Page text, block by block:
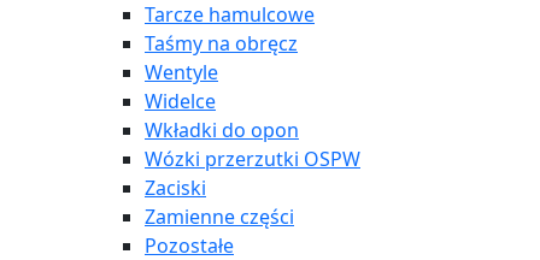
Tarcze hamulcowe
Taśmy na obręcz
Wentyle
Widelce
Wkładki do opon
Wózki przerzutki OSPW
Zaciski
Zamienne części
Pozostałe